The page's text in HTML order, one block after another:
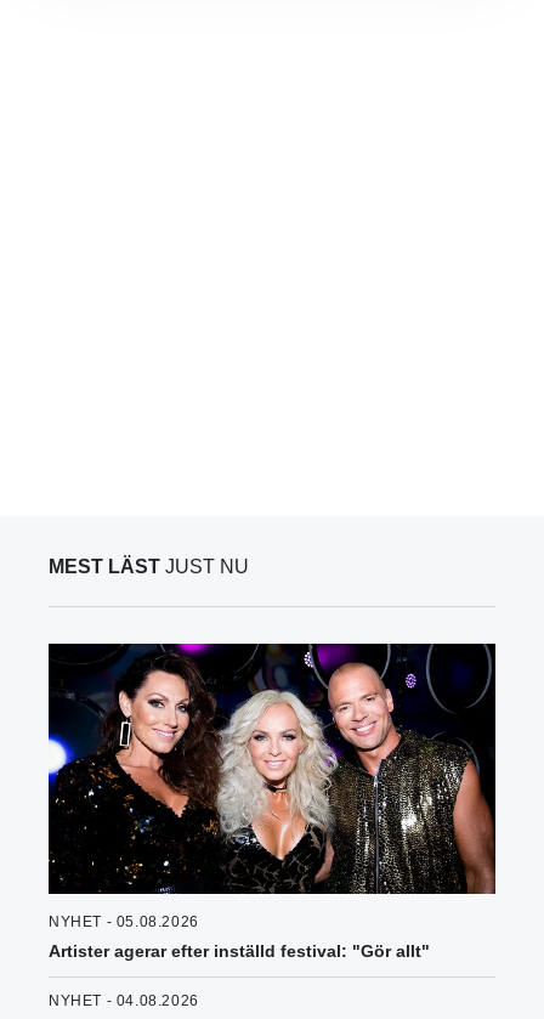
MEST LÄST JUST NU
NYHET - 05.08.2026
Artister agerar efter inställd festival: "Gör allt"
NYHET - 04.08.2026